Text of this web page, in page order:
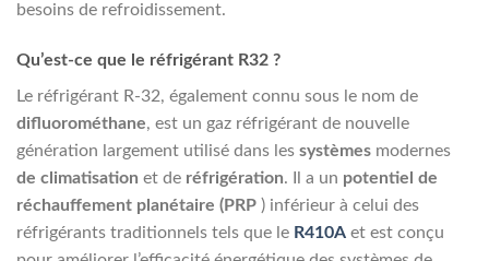
besoins de refroidissement.
Qu’est-ce que le réfrigérant R32 ?
Le réfrigérant R-32, également connu sous le nom de
difluorométhane, est un gaz réfrigérant de nouvelle
génération largement utilisé dans les systèmes modernes
de climatisation et de réfrigération. Il a un potentiel de
réchauffement planétaire (PRP ) inférieur à celui des
réfrigérants traditionnels tels que le R410A et est conçu